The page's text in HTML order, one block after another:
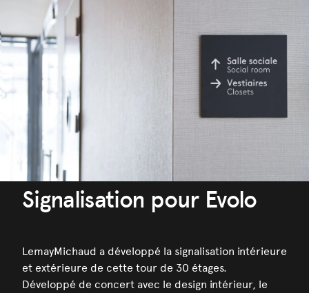
Signalisation pour Evolo
LemayMichaud a développé la signalisation intérieure
et extérieure de cette tour de 30 étages.
Développé de concert avec le design intérieur, le